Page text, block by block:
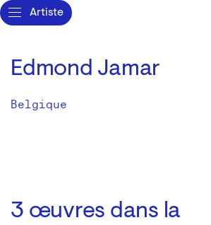
Artiste
Edmond Jamar
Belgique
3 œuvres dans la